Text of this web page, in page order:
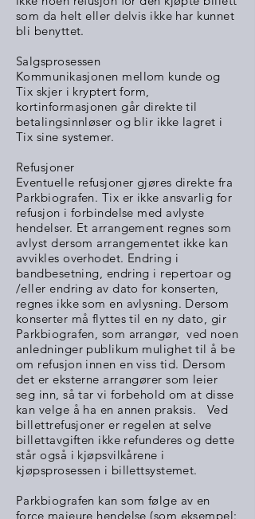
som da helt eller delvis ikke har kunnet
bli benyttet.
Salgsprosessen
Kommunikasjonen mellom kunde og
Tix skjer i kryptert form,
kortinformasjonen går direkte til
betalingsinnløser og blir ikke lagret i
Tix sine systemer.
Refusjoner
Eventuelle refusjoner gjøres direkte fra
Parkbiografen. Tix er ikke ansvarlig for
refusjon i forbindelse med avlyste
hendelser. Et arrangement regnes som
avlyst dersom arrangementet ikke kan
avvikles overhodet. Endring i
bandbesetning, endring i repertoar og
/eller endring av dato for konserten,
regnes ikke som en avlysning. Dersom
konserter må flyttes til en ny dato, gir
Parkbiografen, som arrangør, ved noen
anledninger publikum mulighet til å be
om refusjon innen en viss tid. Dersom
det er eksterne arrangører som leier
seg inn, så tar vi forbehold om at disse
kan velge å ha en annen praksis. Ved
billettrefusjoner er regelen at selve
billettavgiften ikke refunderes og dette
står også i kjøpsvilkårene i
kjøpsprosessen i billettsystemet.
Parkbiografen kan som følge av en
force majeure hendelse (som eksempel: